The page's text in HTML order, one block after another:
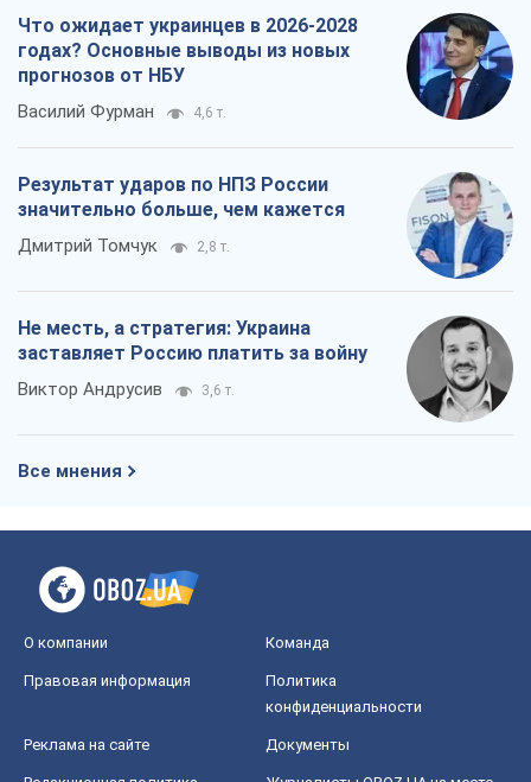
Что ожидает украинцев в 2026-2028
годах? Основные выводы из новых
прогнозов от НБУ
Василий Фурман 4,6 т.
Результат ударов по НПЗ России
значительно больше, чем кажется
Дмитрий Томчук 2,8 т.
Не месть, а стратегия: Украина
заставляет Россию платить за войну
Виктор Андрусив 3,6 т.
Все мнения
О компании Команда
Правовая информация
Политика
конфиденциальности
Реклама на сайте Документы